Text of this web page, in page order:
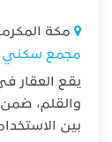
مكة
مجمع سكني
يقع العقار
والقلم،
بين